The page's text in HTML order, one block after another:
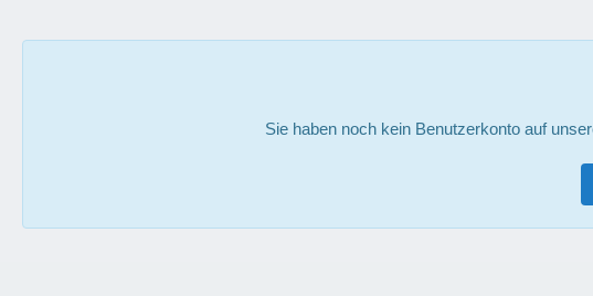
Sie haben noch kein Benutzerkonto auf